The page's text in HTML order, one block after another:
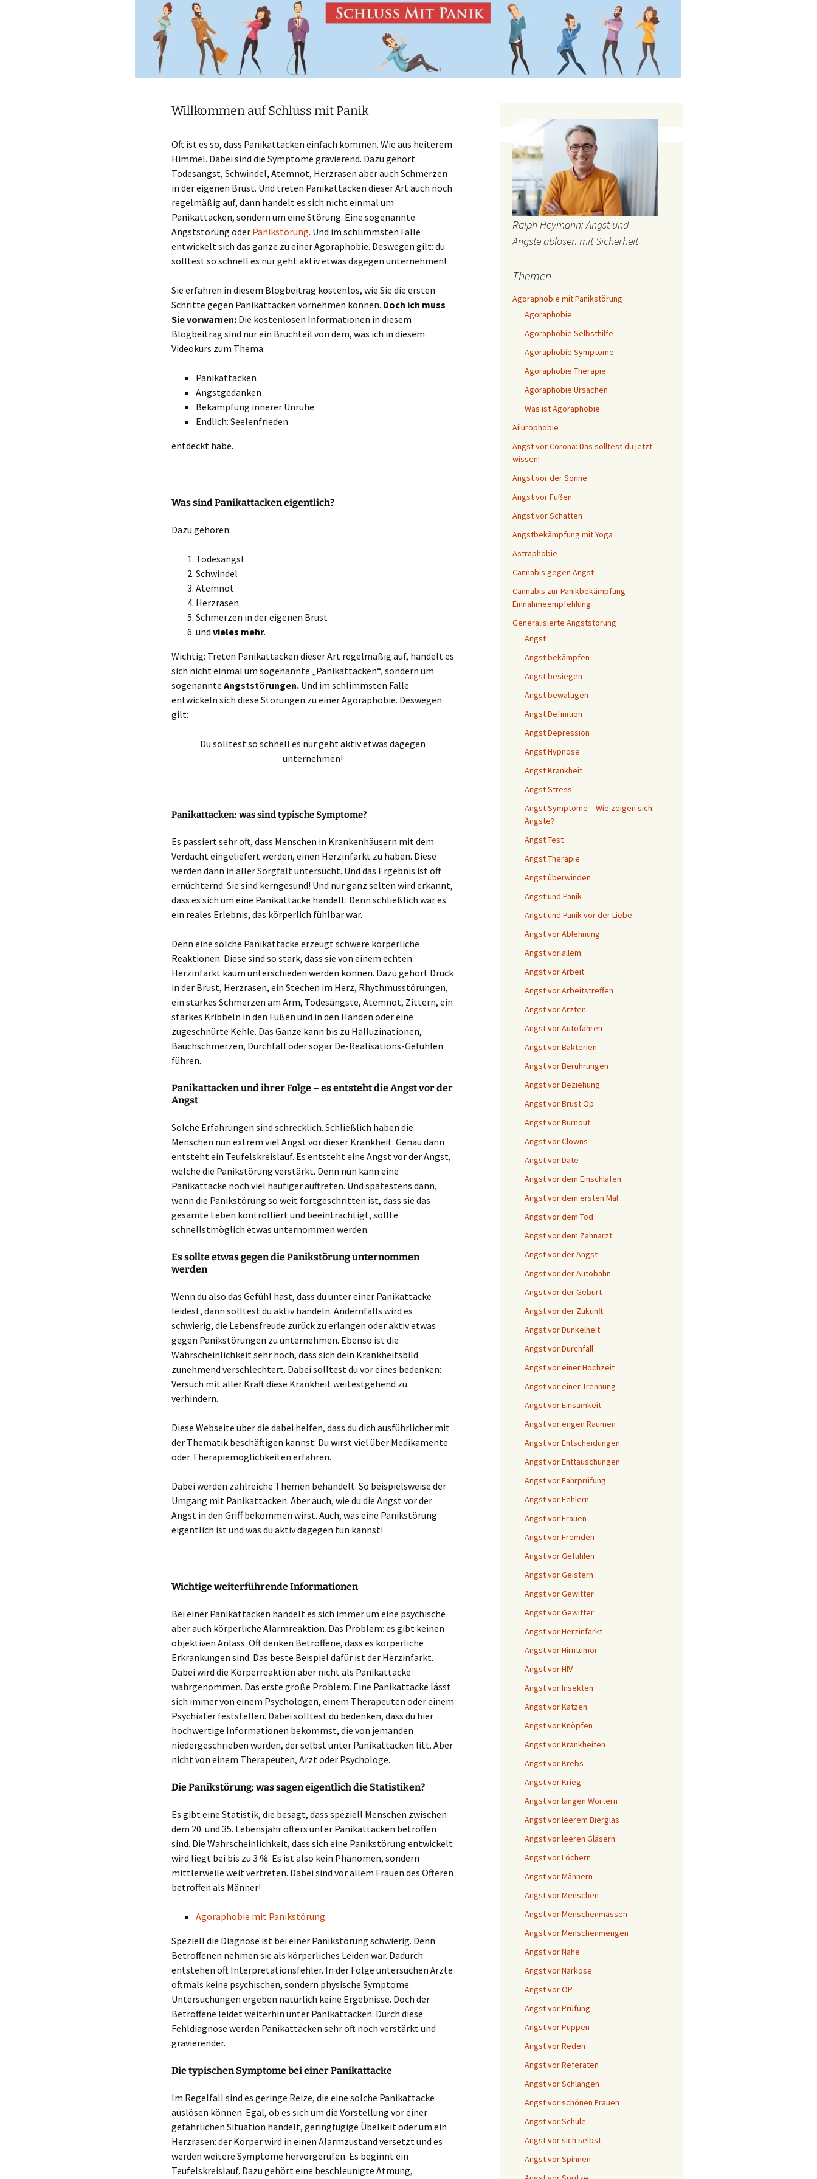
Willkommen auf Schluss mit Panik
Oft ist es so, dass Panikattacken einfach kommen. Wie aus heiterem
Himmel. Dabei sind die Symptome gravierend. Dazu gehört
Todesangst, Schwindel, Atemnot, Herzrasen aber auch Schmerzen
in der eigenen Brust. Und treten Panikattacken dieser Art auch noch
regelmäßig auf, dann handelt es sich nicht einmal um
Panikattacken, sondern um eine Störung. Eine sogenannte
Angststörung oder Panikstörung. Und im schlimmsten Falle
entwickelt sich das ganze zu einer Agoraphobie. Deswegen gilt: du
solltest so schnell es nur geht aktiv etwas dagegen unternehmen!
Sie erfahren in diesem Blogbeitrag kostenlos, wie Sie die ersten
Schritte gegen Panikattacken vornehmen können. Doch ich muss
Sie vorwarnen:Die kostenlosen Informationen in diesem
Blogbeitrag sind nur ein Bruchteil von dem, was ich in diesem
Videokurs zum Thema:
Panikattacken
Angstgedanken
Bekämpfung innerer Unruhe
Endlich: Seelenfrieden
entdeckt habe.
Was sind Panikattacken eigentlich?
Dazu gehören:
Todesangst
Schwindel
Atemnot
Herzrasen
Schmerzen in der eigenen Brust
und vieles mehr.
Wichtig: Treten Panikattacken dieser Art regelmäßig auf, handelt es
sich nicht einmal um sogenannte „Panikattacken“, sondern um
sogenannte Angststörungen.Und im schlimmsten Falle
entwickeln sich diese Störungen zu einer Agoraphobie. Deswegen
gilt:
Du solltest so schnell es nur geht aktiv etwas dagegen
unternehmen!
Panikattacken: was sind typische Symptome?
Es passiert sehr oft, dass Menschen in Krankenhäusern mit dem
Verdacht eingeliefert werden, einen Herzinfarkt zu haben. Diese
werden dann in aller Sorgfalt untersucht. Und das Ergebnis ist oft
ernüchternd: Sie sind kerngesund! Und nur ganz selten wird erkannt,
dass es sich um eine Panikattacke handelt. Denn schließlich war es
ein reales Erlebnis, das körperlich fühlbar war.
Denn eine solche Panikattacke erzeugt schwere körperliche
Reaktionen. Diese sind so stark, dass sie von einem echten
Herzinfarkt kaum unterschieden werden können. Dazu gehört Druck
in der Brust, Herzrasen, ein Stechen im Herz, Rhythmusstörungen,
ein starkes Schmerzen am Arm, Todesängste, Atemnot, Zittern, ein
starkes Kribbeln in den Füßen und in den Händen oder eine
zugeschnürte Kehle. Das Ganze kann bis zu Halluzinationen,
Bauchschmerzen, Durchfall oder sogar De-Realisations-Gefühlen
führen.
Panikattacken und ihrer Folge – es entsteht die Angst vor der
Angst
Solche Erfahrungen sind schrecklich. Schließlich haben die
Menschen nun extrem viel Angst vor dieser Krankheit. Genau dann
entsteht ein Teufelskreislauf. Es entsteht eine Angst vor der Angst,
welche die Panikstörung verstärkt. Denn nun kann eine
Panikattacke noch viel häufiger auftreten. Und spätestens dann,
wenn die Panikstörung so weit fortgeschritten ist, dass sie das
gesamte Leben kontrolliert und beeinträchtigt, sollte
schnellstmöglich etwas unternommen werden.
Es sollte etwas gegen die Panikstörung unternommen
werden
Wenn du also das Gefühl hast, dass du unter einer Panikattacke
leidest, dann solltest du aktiv handeln. Andernfalls wird es
schwierig, die Lebensfreude zurück zu erlangen oder aktiv etwas
gegen Panikstörungen zu unternehmen. Ebenso ist die
Wahrscheinlichkeit sehr hoch, dass sich dein Krankheitsbild
zunehmend verschlechtert. Dabei solltest du vor eines bedenken:
Versuch mit aller Kraft diese Krankheit weitestgehend zu
verhindern.
Diese Webseite über die dabei helfen, dass du dich ausführlicher mit
der Thematik beschäftigen kannst. Du wirst viel über Medikamente
oder Therapiemöglichkeiten erfahren.
Dabei werden zahlreiche Themen behandelt. So beispielsweise der
Umgang mit Panikattacken. Aber auch, wie du die Angst vor der
Angst in den Griff bekommen wirst. Auch, was eine Panikstörung
eigentlich ist und was du aktiv dagegen tun kannst!
Wichtige weiterführende Informationen
Bei einer Panikattacken handelt es sich immer um eine psychische
aber auch körperliche Alarmreaktion. Das Problem: es gibt keinen
objektiven Anlass. Oft denken Betroffene, dass es körperliche
Erkrankungen sind. Das beste Beispiel dafür ist der Herzinfarkt.
Dabei wird die Körperreaktion aber nicht als Panikattacke
wahrgenommen. Das erste große Problem. Eine Panikattacke lässt
sich immer von einem Psychologen, einem Therapeuten oder einem
Psychiater feststellen. Dabei solltest du bedenken, dass du hier
hochwertige Informationen bekommst, die von jemanden
niedergeschrieben wurden, der selbst unter Panikattacken litt. Aber
nicht von einem Therapeuten, Arzt oder Psychologe.
Die Panikstörung: was sagen eigentlich die Statistiken?
Es gibt eine Statistik, die besagt, dass speziell Menschen zwischen
dem 20. und 35. Lebensjahr öfters unter Panikattacken betroffen
sind. Die Wahrscheinlichkeit, dass sich eine Panikstörung entwickelt
wird liegt bei bis zu 3 %. Es ist also kein Phänomen, sondern
mittlerweile weit vertreten. Dabei sind vor allem Frauen des Öfteren
betroffen als Männer!
Agoraphobie mit Panikstörung
Speziell die Diagnose ist bei einer Panikstörung schwierig. Denn
Betroffenen nehmen sie als körperliches Leiden war. Dadurch
entstehen oft Interpretationsfehler. In der Folge untersuchen Ärzte
oftmals keine psychischen, sondern physische Symptome.
Untersuchungen ergeben natürlich keine Ergebnisse. Doch der
Betroffene leidet weiterhin unter Panikattacken. Durch diese
Fehldiagnose werden Panikattacken sehr oft noch verstärkt und
gravierender.
Die typischen Symptome bei einer Panikattacke
Im Regelfall sind es geringe Reize, die eine solche Panikattacke
auslösen können. Egal, ob es sich um die Vorstellung vor einer
gefährlichen Situation handelt, geringfügige Übelkeit oder um ein
Herzrasen: der Körper wird in einen Alarmzustand versetzt und es
werden weitere Symptome hervorgerufen. Es beginnt ein
Teufelskreislauf. Dazu gehört eine beschleunigte Atmung,
Ralph Heymann: Angst und
Ängste ablösen mit Sicherheit
Themen
Agoraphobie mit Panikstörung
Agoraphobie
Agoraphobie Selbsthilfe
Agoraphobie Symptome
Agoraphobie Therapie
Agoraphobie Ursachen
Was ist Agoraphobie
Ailurophobie
Angst vor Corona: Das solltest du jetzt
wissen!
Angst vor der Sonne
Angst vor Füßen
Angst vor Schatten
Angstbekämpfung mit Yoga
Astraphobie
Cannabis gegen Angst
Cannabis zur Panikbekämpfung –
Einnahmeempfehlung
Generalisierte Angststörung
Angst
Angst bekämpfen
Angst besiegen
Angst bewältigen
Angst Definition
Angst Depression
Angst Hypnose
Angst Krankheit
Angst Stress
Angst Symptome – Wie zeigen sich
Ängste?
Angst Test
Angst Therapie
Angst überwinden
Angst und Panik
Angst und Panik vor der Liebe
Angst vor Ablehnung
Angst vor allem
Angst vor Arbeit
Angst vor Arbeitstreffen
Angst vor Ärzten
Angst vor Autofahren
Angst vor Bakterien
Angst vor Berührungen
Angst vor Beziehung
Angst vor Brust Op
Angst vor Burnout
Angst vor Clowns
Angst vor Date
Angst vor dem Einschlafen
Angst vor dem ersten Mal
Angst vor dem Tod
Angst vor dem Zahnarzt
Angst vor der Angst
Angst vor der Autobahn
Angst vor der Geburt
Angst vor der Zukunft
Angst vor Dunkelheit
Angst vor Durchfall
Angst vor einer Hochzeit
Angst vor einer Trennung
Angst vor Einsamkeit
Angst vor engen Räumen
Angst vor Entscheidungen
Angst vor Enttäuschungen
Angst vor Fahrprüfung
Angst vor Fehlern
Angst vor Frauen
Angst vor Fremden
Angst vor Gefühlen
Angst vor Geistern
Angst vor Gewitter
Angst vor Gewitter
Angst vor Herzinfarkt
Angst vor Hirntumor
Angst vor HIV
Angst vor Insekten
Angst vor Katzen
Angst vor Knöpfen
Angst vor Krankheiten
Angst vor Krebs
Angst vor Krieg
Angst vor langen Wörtern
Angst vor leerem Bierglas
Angst vor leeren Gläsern
Angst vor Löchern
Angst vor Männern
Angst vor Menschen
Angst vor Menschenmassen
Angst vor Menschenmengen
Angst vor Nähe
Angst vor Narkose
Angst vor OP
Angst vor Prüfung
Angst vor Puppen
Angst vor Reden
Angst vor Referaten
Angst vor Schlangen
Angst vor schönen Frauen
Angst vor Schule
Angst vor sich selbst
Angst vor Spinnen